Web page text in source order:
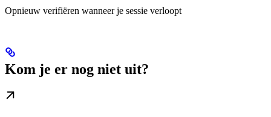
Opnieuw verifiëren wanneer je sessie verloopt
Kom je er nog niet uit?